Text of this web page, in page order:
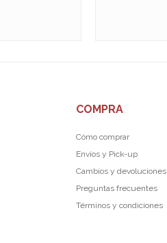
COMPRA
Cómo comprar
Envíos y Pick-up
Cambios y devoluciones
Preguntas frecuentes
Términos y condiciones